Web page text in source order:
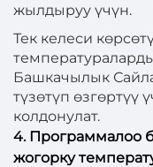
жылдыруу үчүн.
Тек келеси
Башкачылык
түзөтүп өзгөртүү
колдонулат.
4. Программалоо
жогорку